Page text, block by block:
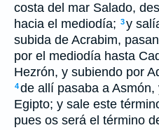
costa del mar Salado,
hacia el mediodía; 3y
subida de Acrabim,
por el mediodía hasta
Hezrón, y subiendo por
4de allí pasaba a
Egipto; y sale este
pues os será el término